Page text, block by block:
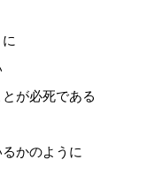
が必死である
かのように